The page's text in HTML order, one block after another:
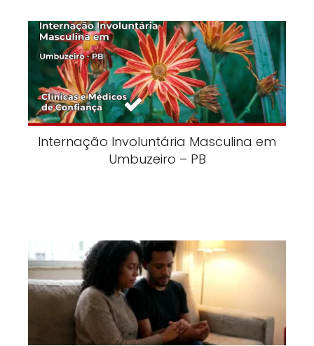
Internação Involuntária Masculina em
Umbuzeiro – PB